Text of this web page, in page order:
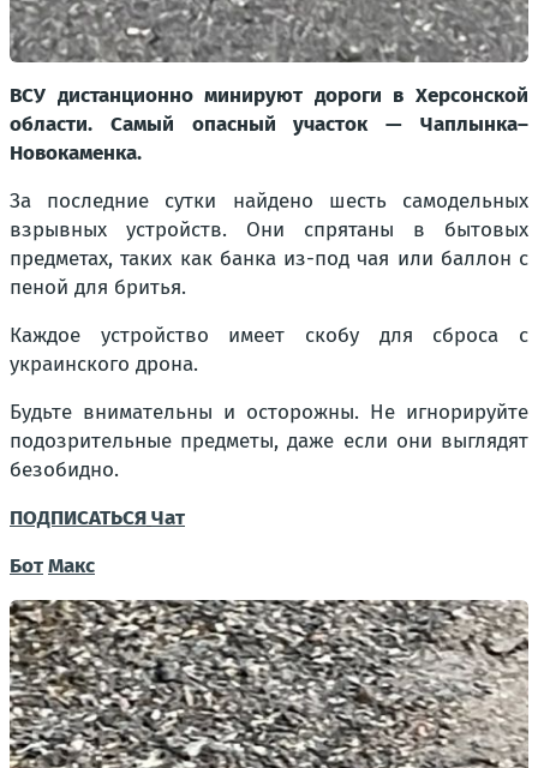
ВСУ дистанционно минируют дороги в Херсонской
области. Самый опасный участок — Чаплынка–
Новокаменка.
За последние сутки найдено шесть самодельных
взрывных устройств. Они спрятаны в бытовых
предметах, таких как банка из-под чая или баллон с
пеной для бритья.
Каждое устройство имеет скобу для сброса с
украинского дрона.
Будьте внимательны и осторожны. Не игнорируйте
подозрительные предметы, даже если они выглядят
безобидно.
ПОДПИСАТЬСЯЧат
БотМакс